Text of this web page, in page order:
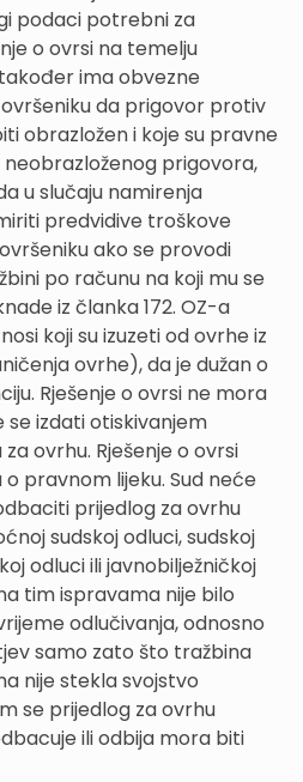
podaci potrebni za
o ovrsi na temelju
ima obvezne
da prigovor protiv
obrazložen i koje su pravne
prigovora,
u slučaju namirenja
predvidive troškove
ako se provodi
po računu na koji mu se
iz članka 172. OZ-a
koji su izuzeti od ovrhe iz
ovrhe), da je dužan o
Rješenje o ovrsi ne mora
se izdati otiskivanjem
ovrhu. Rješenje o ovrsi
pravnom lijeku. Sud neće
prijedlog za ovrhu
sudskoj odluci, sudskoj
odluci ili javnobilježničkoj
tim ispravama nije bilo
odlučivanja, odnosno
samo zato što tražbina
nije stekla svojstvo
se prijedlog za ovrhu
ili odbija mora biti